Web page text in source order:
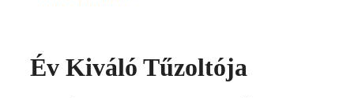
Év Kiváló Tűzoltója